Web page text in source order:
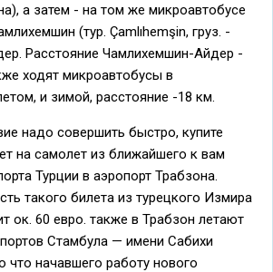
а затем - на том же микроавтобусе
(тур. Çamlıhemşin, груз. -
Расстояние Чамлихемшин-Айдер -
ходят микроавтобусы в
и зимой, расстояние -18 км.
надо совершить быстро, купите
на самолет из ближайшего к вам
Турции в аэропорт Трабзона.
такого билета из турецкого Измира
ок. 60 евро. также в Трабзон летают
Стамбула — имени Сабихи
что начавшего работу нового